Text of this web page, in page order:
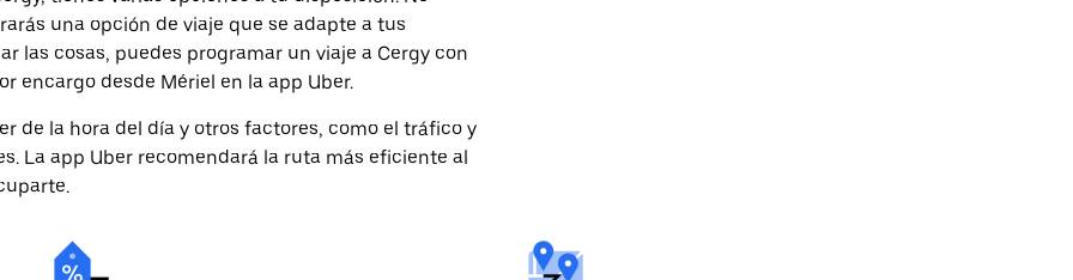
una opción de viaje que se adapte a tus
las cosas, puedes programar un viaje a Cergy con
encargo desde Mériel en la app Uber.
de la hora del día y otros factores, como el tráfico y
La app Uber recomendará la ruta más eficiente al